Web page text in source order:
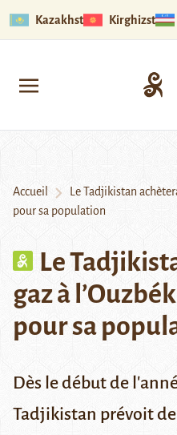
Kazakhstan Kirghizstan
Accueil
Le Tadjikistan
pour sa population
Le
gaz à
pour sa
Dès le début de
Tadjikistan prévoit